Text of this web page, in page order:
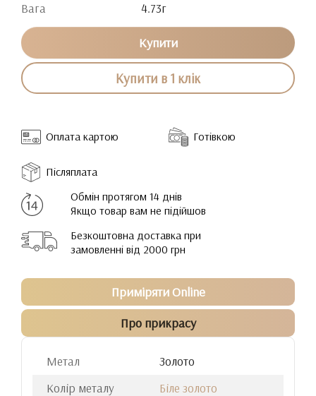
Вага
4.73г
Купити
Купити в 1 клік
Оплата картою Готівкою
Післяплата
Обмін протягом 14 днів
Якщо товар вам не підійшов
Безкоштовна доставка при
замовленні від 2000 грн
Приміряти Online
Про прикрасу
Метал
Золото
Колір металу
Біле золото